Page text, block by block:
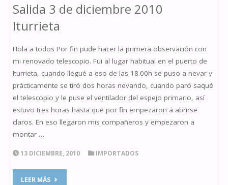
Salida 3 de diciembre 2010
Iturrieta
Hola a todos Por fin pude hacer la primera observación con
mi renovado telescopio. Fui al lugar habitual en el puerto de
Iturrieta, cuando llegué a eso de las 18.00h se puso a nevar y
prácticamente se tiró dos horas nevando, cuando paró saqué
el telescopio y le puse el ventilador del espejo primario, así
estuvo tres horas hasta que por fin empezaron a abrirse
claros. En eso llegaron mis compañeros y empezaron a
montar …
13 DICIEMBRE, 2010 IMPORTADOS
LEER MÁS"SALIDA